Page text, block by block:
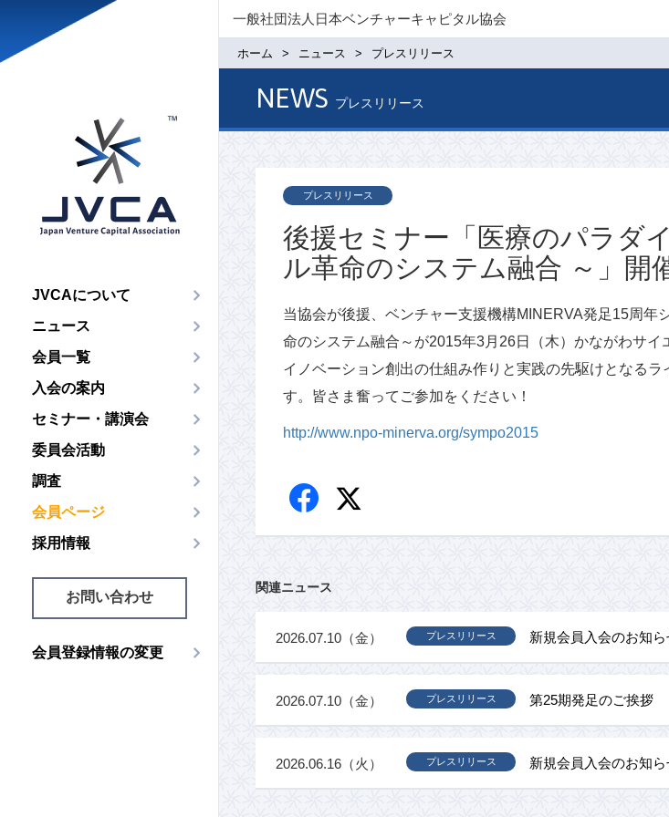
JVCAについて
ニュース
会員一覧
入会の案内
セミナー・講演会
委員会活動
調査
会員ページ
採用情報
お問い合わせ
会員登録情報の変更
一般社団法人日本ベンチャーキャピタル協会
ホーム ニュース プレスリリース
NEWS プレスリリース
後援セミナー「医療のパラダ
ル革命のシステム融合 ～」開
プレスリリース
当協会が後援、ベンチャー支援機構MINERVA発足15周
命のシステム融合～が2015年3月26日（木）かながわサ
イノベーション創出の仕組み作りと実践の先駆けとなる
す。皆さま奮ってご参加をください！
http://www.npo-minerva.org/sympo2015
関連ニュース
新規会員入会のお知
プレスリリース
2026.07.10（金）
第25期発足のご挨拶
プレスリリース
2026.07.10（金）
新規会員入会のお知
プレスリリース
2026.06.16（火）